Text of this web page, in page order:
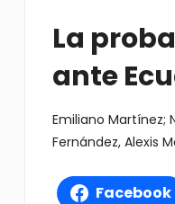
La
ante
Emiliano Martínez;
Fernández, Alexis
Facebook